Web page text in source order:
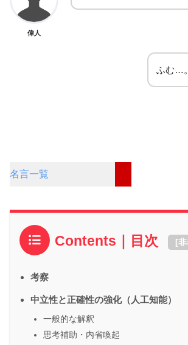
偉人
ふむ…。
名言一覧
Contents｜目次 [
考察
中立性と正確性の強化（人工知能）
一般的な解釈
思考補助・内省喚起